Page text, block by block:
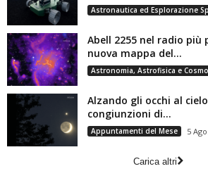
Astronautica ed Esplorazione
Abell 2255 nel radio più
nuova mappa del...
Astronomia, Astrofisica e
Alzando gli occhi al
congiunzioni di...
Appuntamenti del Mese 5
Carica altri